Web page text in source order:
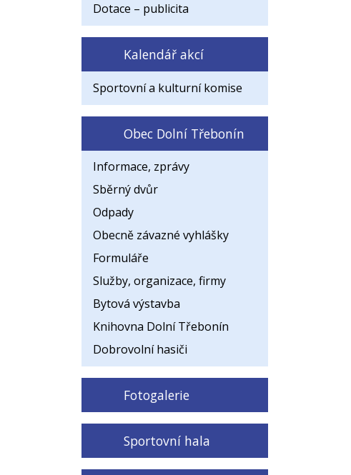
Dotace – publicita
Kalendář akcí
Sportovní a kulturní komise
Obec Dolní Třebonín
Informace, zprávy
Sběrný dvůr
Odpady
Obecně závazné vyhlášky
Formuláře
Služby, organizace, firmy
Bytová výstavba
Knihovna Dolní Třebonín
Dobrovolní hasiči
Fotogalerie
Sportovní hala